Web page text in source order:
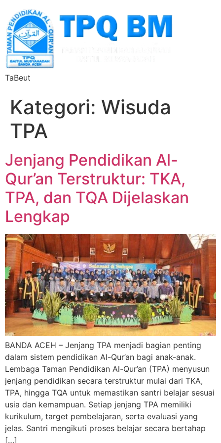
TaBeut
Kategori: Wisuda
TPA
Jenjang Pendidikan Al-
Qur’an Terstruktur: TKA,
TPA, dan TQA Dijelaskan
Lengkap
BANDA ACEH – Jenjang TPA menjadi bagian penting
dalam sistem pendidikan Al-Qur’an bagi anak-anak.
Lembaga Taman Pendidikan Al-Qur’an (TPA) menyusun
jenjang pendidikan secara terstruktur mulai dari TKA,
TPA, hingga TQA untuk memastikan santri belajar sesuai
usia dan kemampuan. Setiap jenjang TPA memiliki
kurikulum, target pembelajaran, serta evaluasi yang
jelas. Santri mengikuti proses belajar secara bertahap
[…]